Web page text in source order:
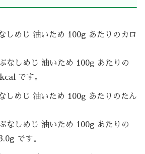
しめじ 油いため 100g あたりのカロ
なしめじ 油いため 100g あたりの
です。
しめじ 油いため 100g あたりのたん
なしめじ 油いため 100g あたりの
です。